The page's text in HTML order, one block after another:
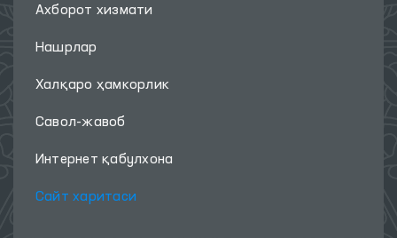
Ахборот хизмати
Нашрлар
Халқаро ҳамкорлик
Савол-жавоб
Интернет қабулхона
Сайт харитаси